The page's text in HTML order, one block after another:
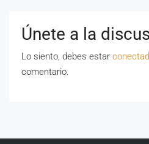
Únete a la
Lo siento, debes estar
comentario.